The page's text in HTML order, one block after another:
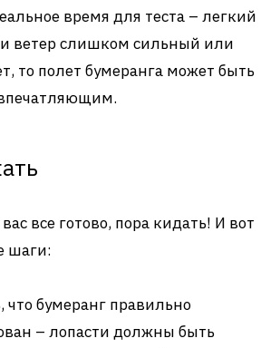
время для теста – легкий
ветер слишком сильный или
то полет бумеранга может быть
все готово, пора кидать! И вот
шаги:
что бумеранг правильно
– лопасти должны быть